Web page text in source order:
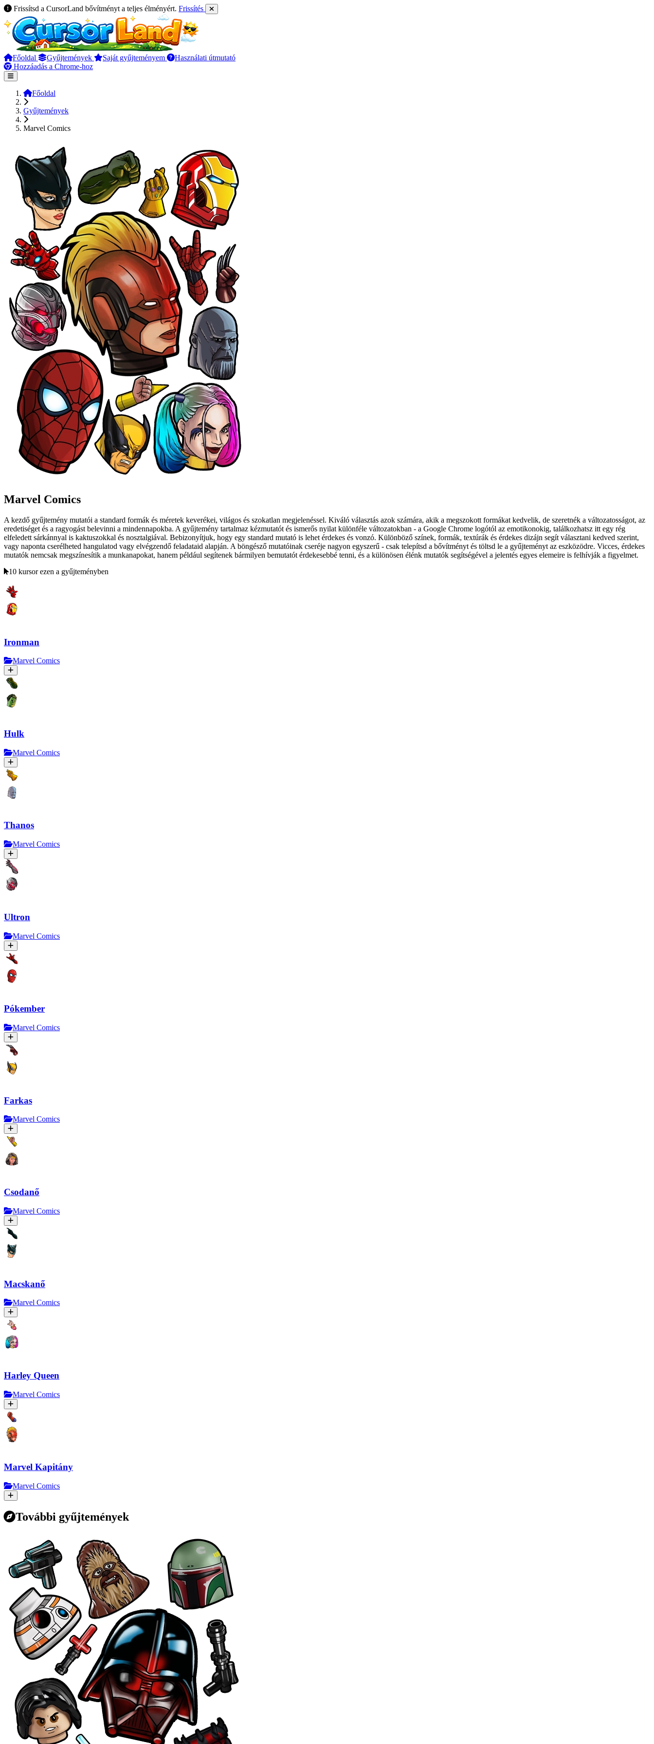
Frissítsd a CursorLand bővítményt a teljes élményért. Frissítés
Főoldal Gyűjtemények Saját gyűjteményem
Használati útmutató
Hozzáadás a Chrome-hoz
Főoldal
Gyűjtemények
Marvel Comics
Marvel Comics
A kezdő gyűjtemény mutatói a standard formák és méretek keverékei, világos és szokatlan megjelenéssel. Kiváló választás azok számára, akik a megszokott formákat kedvelik, de szeretnék a változatosságot, az
eredetiséget és a ragyogást belevinni a mindennapokba. A gyűjtemény tartalmaz kézmutatót és ismerős nyilat különféle változatokban - a Google Chrome logótól az emotikonokig, találkozhatsz itt egy rég
elfeledett sárkánnyal is kaktuszokkal és nosztalgiával. Bebizonyítjuk, hogy egy standard mutató is lehet érdekes és vonzó. Különböző színek, formák, textúrák és érdekes dizájn segít választani kedved szerint,
vagy naponta cserélheted hangulatod vagy elvégzendő feladataid alapján. A böngésző mutatóinak cseréje nagyon egyszerű - csak telepítsd a bővítményt és töltsd le a gyűjteményt az eszközödre. Vicces, érdekes
mutatók nemcsak megszínesítik a munkanapokat, hanem például segítenek bármilyen bemutatót érdekesebbé tenni, és a különösen élénk mutatók segítségével a jelentés egyes elemeire is felhívják a figyelmet.
10 kursor ezen a gyűjteményben
Ironman
Marvel Comics
Hulk
Marvel Comics
Thanos
Marvel Comics
Ultron
Marvel Comics
Pókember
Marvel Comics
Farkas
Marvel Comics
Csodanő
Marvel Comics
Macskanő
Marvel Comics
Harley Quееn
Marvel Comics
Marvel Kapitány
Marvel Comics
További gyűjtemények